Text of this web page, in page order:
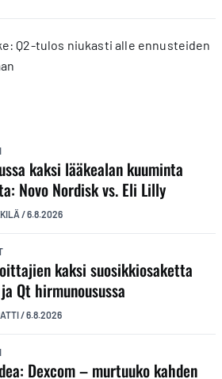
Q2-tulos niukasti alle ennusteiden
kaksi lääkealan kuuminta
Novo Nordisk vs. Eli Lilly
/6.8.2026
kaksi suosikkiosaketta
Qt hirmunousussa
/6.8.2026
Dexcom – murtuuko kahden